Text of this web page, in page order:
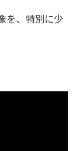
を、特別に少